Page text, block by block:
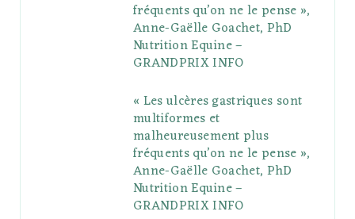
l
s
a
m
s
fréquents qu’on ne le pense »,
Anne-Gaëlle Goachet, PhD
Nutrition Equine –
GRANDPRIX INFO
« Les ulcères gastriques sont
multiformes et
malheureusement plus
fréquents qu’on ne le pense »,
Anne-Gaëlle Goachet, PhD
Nutrition Equine –
GRANDPRIX INFO